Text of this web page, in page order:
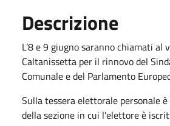
Descrizione
L’8 e 9 giugno saranno chiamati al
Caltanissetta per il rinnovo del
Comunale e del Parlamento
Sulla tessera elettorale personale
della sezione in cui l'elettore è